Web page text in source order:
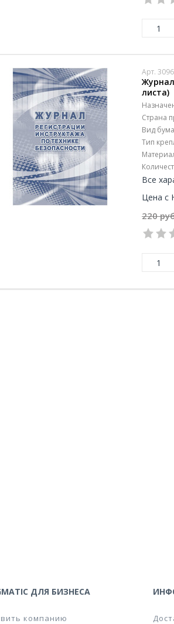
Арт.
листа)
Страна
Вид
Тип
Все
Цена с
220
ДЛЯ БИЗНЕСА
компанию